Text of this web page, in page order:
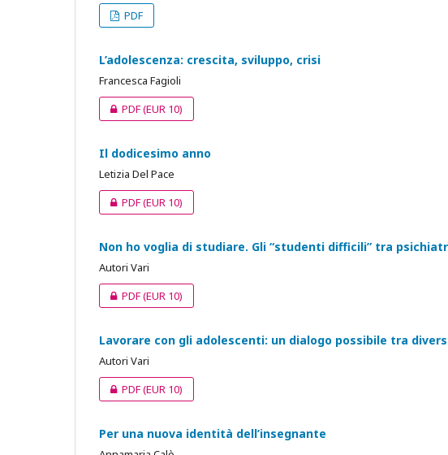
PDF
L’adolescenza: crescita, sviluppo, crisi
Francesca Fagioli
PDF(EUR 10)
Il dodicesimo anno
Letizia Del Pace
PDF(EUR 10)
Non ho voglia di studiare. Gli “studenti difficili” tra
Autori Vari
PDF(EUR 10)
Lavorare con gli adolescenti: un dialogo possibile tra
Autori Vari
PDF(EUR 10)
Per una nuova identità dell’insegnante